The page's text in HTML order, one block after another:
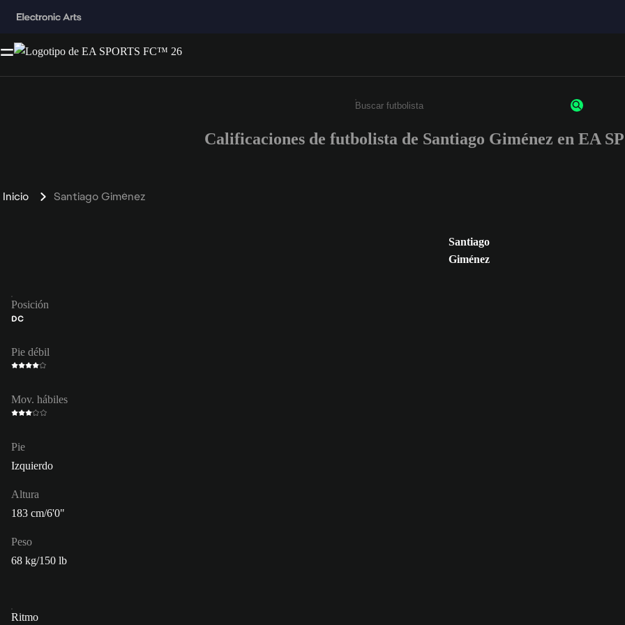
Ingresa un mínimo de 3 caracteres o números
Calificaciones de futbolista de Santiago Giménez en EA
Inicio Santiago Giménez
Santiago
Giménez
Posición
DC
Pie débil
Mov. hábiles
Pie
Izquierdo
Altura
183 cm/6'0"
Peso
68 kg/150 lb
Ritmo